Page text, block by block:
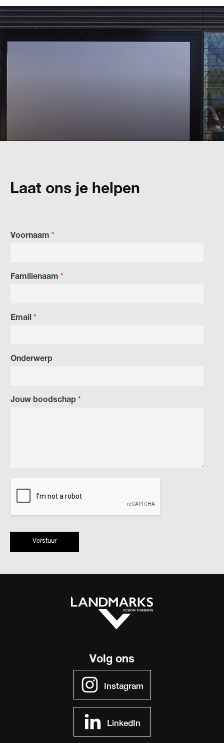
Een overtuigende identiteit
Landmarks helpt Lexus een pan-Europees merk
voor tweedehandsauto’s ontwikkelen en lanceren.
Laat ons je helpen
Voornaam *
Familienaam *
Email *
Onderwerp
Jouw boodschap *
Verstuur
Volg ons
Instagram
LinkedIn